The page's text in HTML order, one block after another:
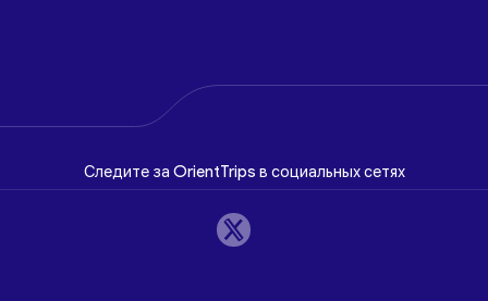
Следите за OrientTrips в социальных сетях